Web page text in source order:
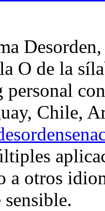
O de la
Chile,
a otros
sensible.